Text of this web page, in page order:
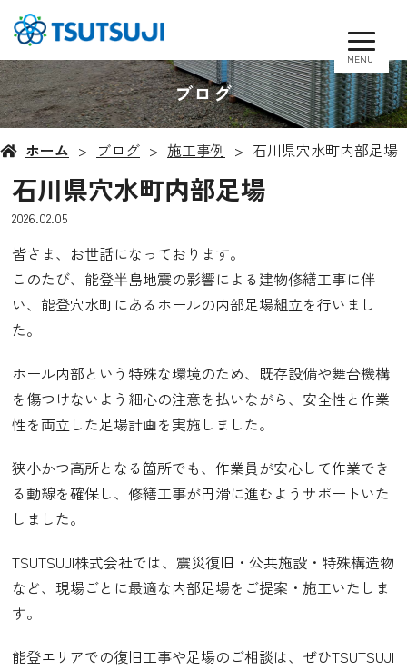
MENU
ブログ
ホーム ブログ 施工事例 石川県穴水町内部足場
石川県穴水町内部足場
2026.02.05
皆さま、お世話になっております。
このたび、能登半島地震の影響による建物修繕工事に伴
い、能登穴水町にあるホールの内部足場組立を行いまし
た。
ホール内部という特殊な環境のため、 既存設備や舞台機構
を傷つけないよう細心の注意を払いながら、 安全性と作業
性を両立した足場計画を実施しました。
狭小かつ高所となる箇所でも、 作業員が安心して作業でき
る動線を確保し、 修繕工事が円滑に進むようサポートいた
しました。
TSUTSUJI株式会社では、 震災復旧・公共施設・特殊構造物
など、 現場ごとに最適な内部足場をご提案・施工いたしま
す。
能登エリアでの復旧工事や足場のご相談は、 ぜひTSUTSUJI